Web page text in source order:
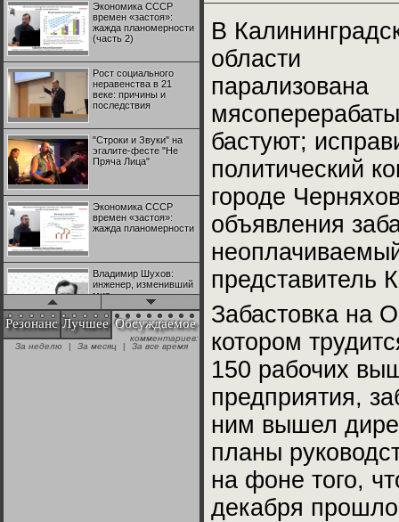
Экономика СССР
времен «застоя»:
жажда планомерности
(часть 2)
Рост социального
неравенства в 21
веке: причины и
последствия
"Строки и Звуки" на
эгалите-фесте "Не
Пряча Лица"
Экономика СССР
времен «застоя»:
жажда планомерности
Владимир Шухов:
инженер, изменивший
мир
"Аркадий Коц" на
эгалите-фесте "Не
Резонанс Лучшее Обсуждаемое
комментариев:
За неделю
| За месяц | За все время
В
области
парализована
бастуют;
политический
городе
объявления
представитель
Забастовка на
котором
150 рабочих
предприятия,
ним вышел
планы
на фоне того,
декабря